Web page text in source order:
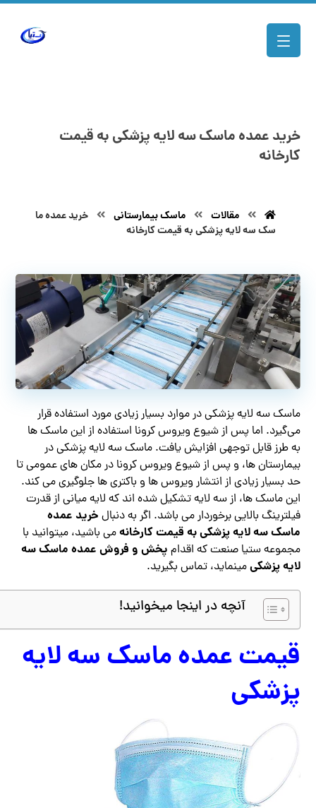
خرید عمده ماسک سه لایه پزشکی به قیمت
کارخانه
مقالات ماسک بیمارستانی
خرید عمده ما
سک سه لایه پزشکی به قیمت کارخانه
ماسک سه لایه پزشکی در موارد بسیار زیادی مورد استفاده قرار
می‌گیرد. اما پس از شیوع ویروس کرونا استفاده از این ماسک ها
به طرز قابل توجهی افزایش یافت. ماسک سه لایه پزشکی در
بیمارستان ها، و پس از شیوع ویروس کرونا در مکان های عمومی تا
حد بسیار زیادی از انتشار ویروس ها و باکتری ها جلوگیری می کند.
این ماسک ها، از سه لایه تشکیل شده اند که لایه میانی از قدرت
فیلترینگ بالایی برخوردار می باشد. اگر به دنبال خرید عمده
ماسک سه لایه پزشکی به قیمت کارخانهمی باشید، میتوانید با
مجموعه ستیا صنعت که اقدام پخش و فروش عمده ماسک سه
لایه پزشکیمینماید، تماس بگیرید.
آنچه در اینجا میخوانید!
قیمت عمده ماسک سه لایه
پزشکی